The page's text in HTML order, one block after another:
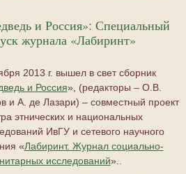
и Россия»: Специальный
журнала «Лабиринт»
2013 г. вышел в свет сборник
и Россия», (редакторы – О.В.
и А. де Лазари) – совместный проект
этнических и национальных
ИвГУ и сетевого научного
«Лабиринт. Журнал социально-
исследований»..